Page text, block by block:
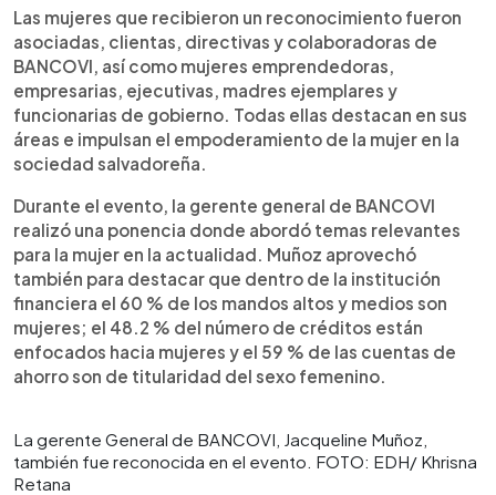
Las mujeres que recibieron un reconocimiento fueron
asociadas, clientas, directivas y colaboradoras de
BANCOVI, así como mujeres emprendedoras,
empresarias, ejecutivas, madres ejemplares y
funcionarias de gobierno. Todas ellas destacan en sus
áreas e impulsan el empoderamiento de la mujer en la
sociedad salvadoreña.
Durante el evento, la gerente general de BANCOVI
realizó una ponencia donde abordó temas relevantes
para la mujer en la actualidad. Muñoz aprovechó
también para destacar que dentro de la institución
financiera el 60 % de los mandos altos y medios son
mujeres; el 48.2 % del número de créditos están
enfocados hacia mujeres y el 59 % de las cuentas de
ahorro son de titularidad del sexo femenino.
La gerente General de BANCOVI, Jacqueline Muñoz,
también fue reconocida en el evento. FOTO: EDH/ Khrisna
Retana